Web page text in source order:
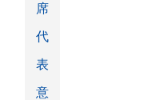
席
代
表
意